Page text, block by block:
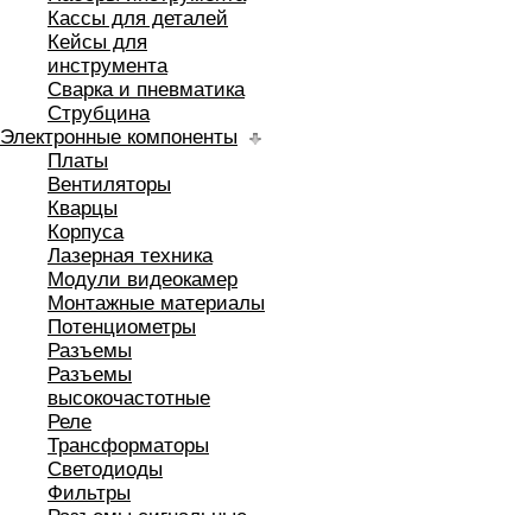
Кассы для деталей
Кейсы для
инструмента
Сварка и пневматика
Струбцина
Электронные компоненты
Платы
Вентиляторы
Кварцы
Корпуса
Лазерная техника
Модули видеокамер
Монтажные материалы
Потенциометры
Разъемы
Разъемы
высокочастотные
Реле
Трансформаторы
Светодиоды
Фильтры